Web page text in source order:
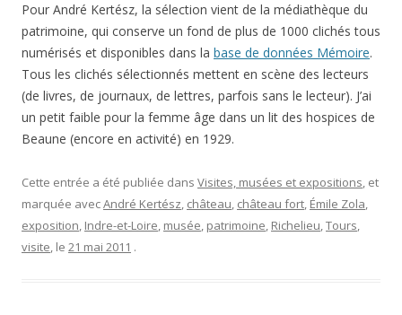
Pour André Kertész, la sélection vient de la médiathèque du
patrimoine, qui conserve un fond de plus de 1000 clichés tous
numérisés et disponibles dans la base de données Mémoire.
Tous les clichés sélectionnés mettent en scène des lecteurs
(de livres, de journaux, de lettres, parfois sans le lecteur). J’ai
un petit faible pour la femme âge dans un lit des hospices de
Beaune (encore en activité) en 1929.
Cette entrée a été publiée dans Visites, musées et expositions, et
marquée avecAndré Kertész, château, château fort, Émile Zola,
exposition, Indre-et-Loire, musée, patrimoine, Richelieu,Tours,
visite, le 21 mai 2011 .